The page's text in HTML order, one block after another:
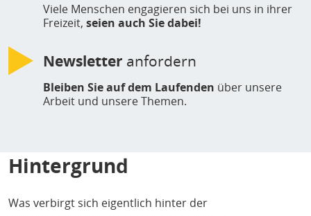
Viele Menschen engagieren sich bei uns in ihrer
Freizeit, seien auch Sie dabei!
Newsletter anfordern
Bleiben Sie auf dem Laufenden über unsere
Arbeit und unsere Themen.
Hintergrund
Was verbirgt sich eigentlich hinter der